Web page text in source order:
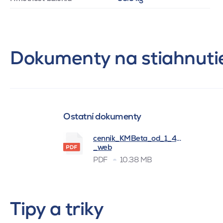
Dokumenty na
Ostatní dokumenty
cenník_KMBeta_od_1_4_2026
_web
PDF
10.38 MB
Tipy a triky